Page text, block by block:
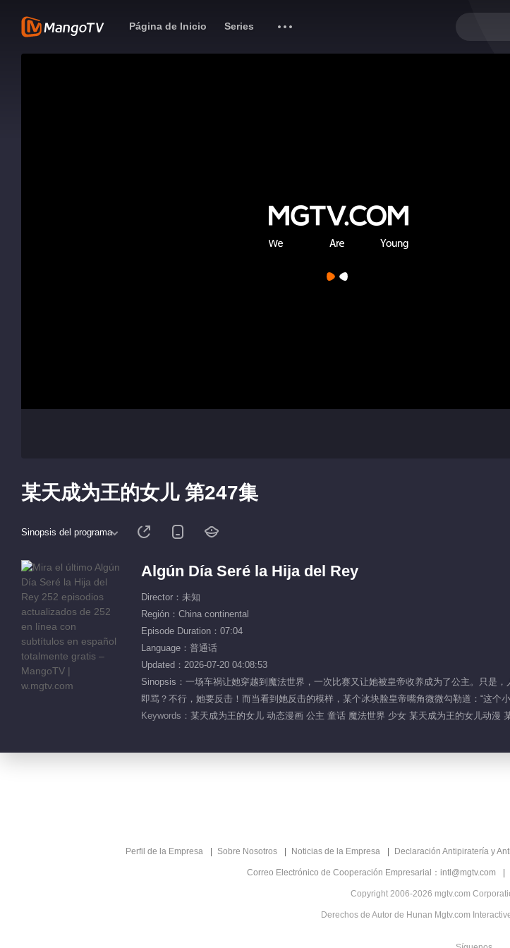
Página de Inicio Series
某天成为王的女儿 第247集
Sinopsis del programa
Algún Día Seré la Hija del Rey
Director：未知
Región：China continental
Episode Duration：07:04
Language：普通话
Updated：2026-07-20 04:08:53
Sinopsis：一场车祸让她穿越到魔法世界，一次比赛又让她被皇帝收养成为了公主。只是
即骂？不行，她要反击！而当看到她反击的模样，某个冰块脸皇帝嘴角微微勾勒道：“这个
Keywords： 某天成为王的女儿 动态漫画 公主 童话 魔法世界 少女 某天成为王的女儿动漫
Perfil de la Empresa Sobre Nosotros Noticias de la Empresa Declaración Antipiratería y
Correo Electrónico de Cooperación Empresarial：intl@mgtv.com
Copyright 2006-2026 mgtv.com
Derechos de Autor de Hunan Mgtv.com